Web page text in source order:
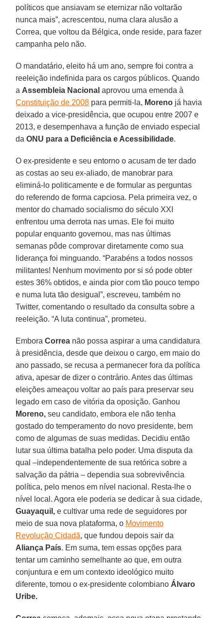
políticos que ansiavam se eternizar não voltarão
nunca mais”, acrescentou, numa clara alusão a
Correa, que voltou da Bélgica, onde reside, para fazer
campanha pelo não.
O mandatário, eleito há um ano, sempre foi contra a
reeleição indefinida para os cargos públicos. Quando
a Assembleia Nacional aprovou uma emenda à
Constituição de 2008 para permiti-la, Moreno já havia
deixado a vice-presidência, que ocupou entre 2007 e
2013, e desempenhava a função de enviado especial
daONU para a Deficiência e Acessibilidade.
O ex-presidente e seu entorno o acusam de ter dado
as costas ao seu ex-aliado, de manobrar para
eliminá-lo politicamente e de formular as perguntas
do referendo de forma capciosa. Pela primeira vez, o
mentor do chamado socialismo do século XXI
enfrentou uma derrota nas urnas. Ele foi muito
popular enquanto governou, mas nas últimas
semanas pôde comprovar diretamente como sua
liderança foi minguando. “Parabéns a todos nossos
militantes! Nenhum movimento por si só pode obter
estes 36% obtidos, e ainda pior com tão pouco tempo
e numa luta tão desigual”, escreveu, também no
Twitter, comentando o resultado da consulta sobre a
reeleição. “A luta continua”, prometeu.
EmboraCorrea não possa aspirar a uma candidatura
à presidência, desde que deixou o cargo, em maio do
ano passado, se recusa a permanecer fora da política
ativa, apesar de dizer o contrário. Antes das últimas
eleições ameaçou voltar ao país para preservar seu
legado em caso de vitória da oposição. Ganhou
Moreno, seu candidato, embora ele não tenha
gostado do temperamento do novo presidente, bem
como de algumas de suas medidas. Decidiu então
lutar sua última batalha pelo poder. Uma disputa da
qual –independentemente de sua retórica sobre a
salvação da pátria – dependia sua sobrevivência
política, pelo menos em nível nacional. Resta-lhe o
nível local. Agora ele poderia se dedicar à sua cidade,
Guayaquil, e cultivar uma rede de seguidores por
meio de sua nova plataforma, o Movimento
Revolução Cidadã, que fundou depois sair da
Aliança País. Em suma, tem essas opções para
tentar um caminho semelhante ao que, em outra
conjuntura e em um contexto ideológico muito
diferente, tomou o ex-presidente colombiano Álvaro
Uribe.